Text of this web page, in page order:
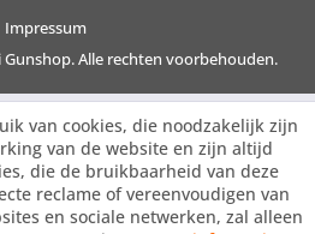
Impressum
Alle rechten voorbehouden.
van cookies, die noodzakelijk zijn
van de website en zijn altijd
die de bruikbaarheid van deze
reclame of vereenvoudigen van
en sociale netwerken, zal alleen